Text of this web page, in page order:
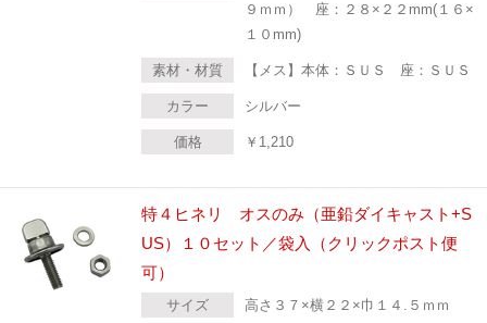
９ｍｍ） 座：２８×２２mm(１６×
１０mm)
素材・材質 【メス】本体：ＳＵＳ 座：ＳＵＳ
カラー シルバー
価格 ￥ 1,210
特４ヒネリ オスのみ（亜鉛ダイキャスト+S
US）１０セット／袋入（クリックポスト便
可）
サイズ 高さ３７×横２２×巾１４.５ｍｍ